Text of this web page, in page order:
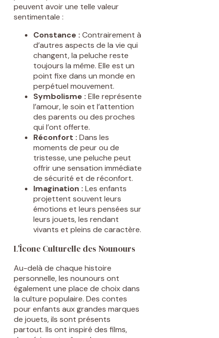
peuvent avoir une telle valeur
sentimentale :
Constance : Contrairement à
d’autres aspects de la vie qui
changent, la peluche reste
toujours la même. Elle est un
point fixe dans un monde en
perpétuel mouvement.
Symbolisme : Elle représente
l’amour, le soin et l’attention
des parents ou des proches
qui l’ont offerte.
Réconfort : Dans les
moments de peur ou de
tristesse, une peluche peut
offrir une sensation immédiate
de sécurité et de réconfort.
Imagination : Les enfants
projettent souvent leurs
émotions et leurs pensées sur
leurs jouets, les rendant
vivants et pleins de caractère.
L’Îcone Culturelle des Nounours
Au-delà de chaque histoire
personnelle, les nounours ont
également une place de choix dans
la culture populaire. Des contes
pour enfants aux grandes marques
de jouets, ils sont présents
partout. Ils ont inspiré des films,